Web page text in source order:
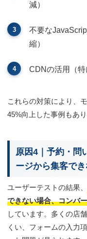
減）
不要な
縮）
CDNの活用（特
これらの対策により、
45%向上した事例もあり
原因4｜予約・問
ージから集客で
ユーザーテストの結果、
できない場合、コンバ
しています。多くの店
くい、フォームの入力